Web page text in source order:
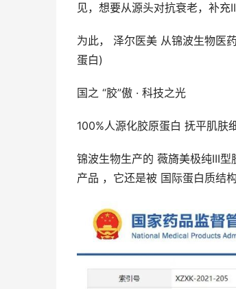
见，想要从源头对抗衰老，补充
为此， 泽尔医美 从锦波生物医
蛋白)
国之 “胶”傲 · 科技之光
100%人源化胶原蛋白 抚平肌肤
锦波生物生产的 薇旖美极纯III
产品 ，它还是被 国际蛋白质结